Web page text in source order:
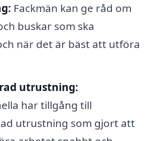
Fackmän kan ge råd om
buskar som ska
när det är bäst att utföra
utrustning:
har tillgång till
utrustning som gjort att